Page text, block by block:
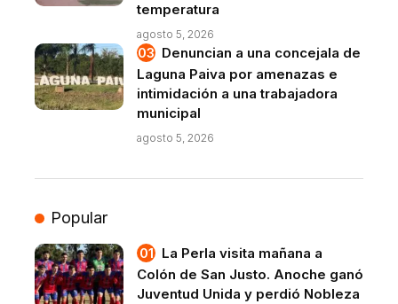
temperatura
agosto 5, 2026
Denuncian a una concejala de
Laguna Paiva por amenazas e
intimidación a una trabajadora
municipal
agosto 5, 2026
Popular
La Perla visita mañana a
Colón de San Justo. Anoche ganó
Juventud Unida y perdió Nobleza